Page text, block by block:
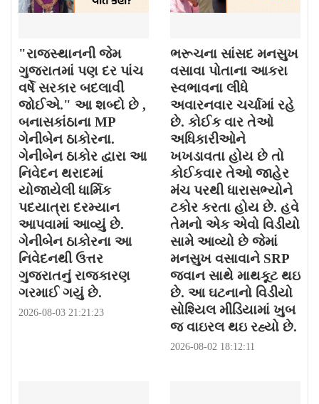
"રાજસ્થાનની જેમ
ગુજરાતમાં પણ દર પાંચ
વર્ષે સરકાર બદલાવી
જોઈએ." આ શબ્દો છે ,
બનાસકાંઠાના MP
ગેનીબેન ઠાકોરના.
ગેનીબેન ઠાકોર દ્વારા આ
નિવેદન થરાદમાં
યોજાયેલી ધાર્મિક
પદયાત્રા દરમ્યાન
આપવામાં આવ્યું છે.
ગેનીબેન ઠાકોરના આ
નિવેદનથી ઉત્તર
ગુજરાતનું રાજકારણ
ગરમાઈ ગયું છે.
2026-08-03 21:21:23
ભરૂચના સાંસદ મનસુખ
વસાવા પોતાના આકરા
સ્વભાવના લીધે
અવારનવાર ચર્ચામાં રહે
છે. કોઈક વાર તેઓ
અધિકારીઓને
ખખડાવતા હોય છે તો
કોઈકવાર તેઓ જાહેર
મંચ પરથી ધારાસભ્યોને
ટકોર કરતા હોય છે. હવે
તેમનો એક એવો વિડીયો
સામે આવ્યો છે જેમાં
મનસુખ વસાવાને SRP
જવાન સાથે માથકૂટ થઇ
છે. આ ઘટનાનો વિડીયો
સોશ્યિલ મીડિયામાં ખુબ
જ વાઇરલ થઇ રહ્યો છે.
2026-08-02 18:12:11